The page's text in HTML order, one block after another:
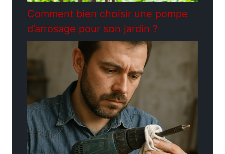
Comment bien choisir une pompe
d’arrosage pour son jardin ?